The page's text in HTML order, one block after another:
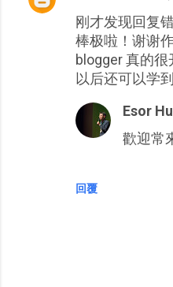
刚才发现回复
棒极啦！谢谢
blogger 真的很
以后还可以学
回覆
Esor
歡迎常